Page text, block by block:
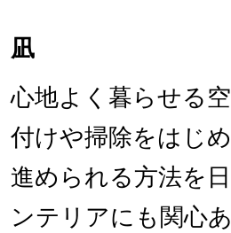
凪
心地よく暮らせる
付けや掃除をはじ
進められる方法を
ンテリアにも関心